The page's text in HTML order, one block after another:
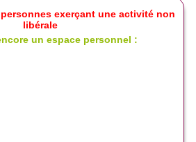
exerçant une activité non
libérale
un espace personnel :